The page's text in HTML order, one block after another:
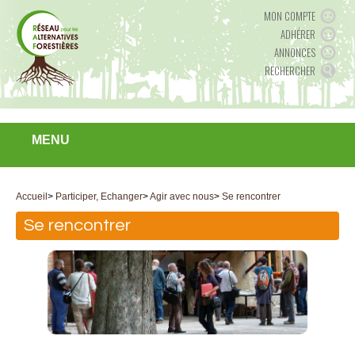
MON COMPTE
ADHÉRER
ANNONCES
RECHERCHER
MENU
Accueil > Participer, Echanger>Agir avec nous> Se rencontrer
Se rencontrer